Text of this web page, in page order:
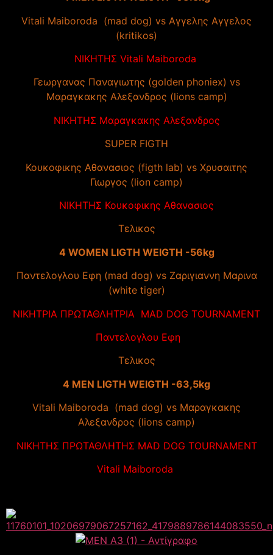
Vitali Maiboroda (mad dog) vs Αγγελης Αγγελος
(kritikos)
ΝΙΚΗΤΗΣ Vitali Maiboroda
Γεωργανας Παναγιωτης (golden phoniex) vs
Μαραγκακης Αλεξανδρος (lions camp)
ΝΙΚΗΤΗΣ Μαραγκακης Αλεξανδρος
SUPER FIGTH
Κουκοφικης Αθανασιος (figth lab) vs Χρυσαιτης
Γιωργος (lion camp)
ΝΙΚΗΤΗΣ Κουκοφικης Αθανασιος
Τελικος
4 WOMEN LIGTH WEIGTH -56kg
Παντελογλου Εφη (mad dog) vs Ζαριγιαννη Μαρινα
(white tiger)
ΝΙΚΗΤΡΙΑ ΠΡΩΤΑΘΛΗΤΡΙΑ MAD DOG TOURNAMENT
Παντελογλου Εφη
Τελικος
4 MEN LIGTH WEIGTH -63,5kg
Vitali Maiboroda (mad dog) vs Μαραγκακης
Αλεξανδρος (lions camp)
ΝΙΚΗΤΗΣ ΠΡΩΤΑΘΛΗΤΗΣ MAD DOG TOURNAMENT
Vitali Maiboroda